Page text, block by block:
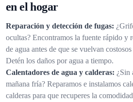
en el hogar
Reparación y detección de fugas:
ocultas? Encontramos la fuente rápido y
de agua antes de que se vuelvan
Detén los daños por agua a tiempo.
Calentadores de agua y calderas: ¿Sin
mañana fría? Reparamos e instalamos
calderas para que recuperes la